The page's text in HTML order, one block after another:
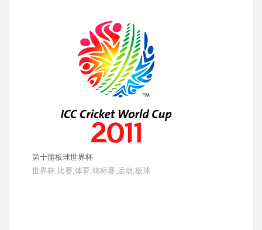
第十届板球世界杯
世界杯,比赛,体育,锦标赛,运动,板球